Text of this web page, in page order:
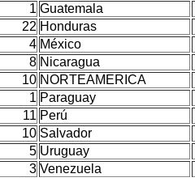
1 Guatemala
22 Honduras
4 México
8 Nicaragua
10 NORTEAMERICA
1 Paraguay
11 Perú
10 Salvador
5 Uruguay
3 Venezuela